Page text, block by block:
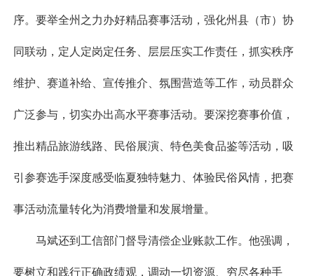
序。要举全州之力办好精品赛事活动，强化州县（市）协
同联动，定人定岗定任务、层层压实工作责任，抓实秩序
维护、赛道补给、宣传推介、氛围营造等工作，动员群众
广泛参与，切实办出高水平赛事活动。要深挖赛事价值，
推出精品旅游线路、民俗展演、特色美食品鉴等活动，吸
引参赛选手深度感受临夏独特魅力、体验民俗风情，把赛
事活动流量转化为消费增量和发展增量。
马斌还到工信部门督导清偿企业账款工作。他强调，
要树立和践行正确政绩观，调动一切资源、穷尽各种手